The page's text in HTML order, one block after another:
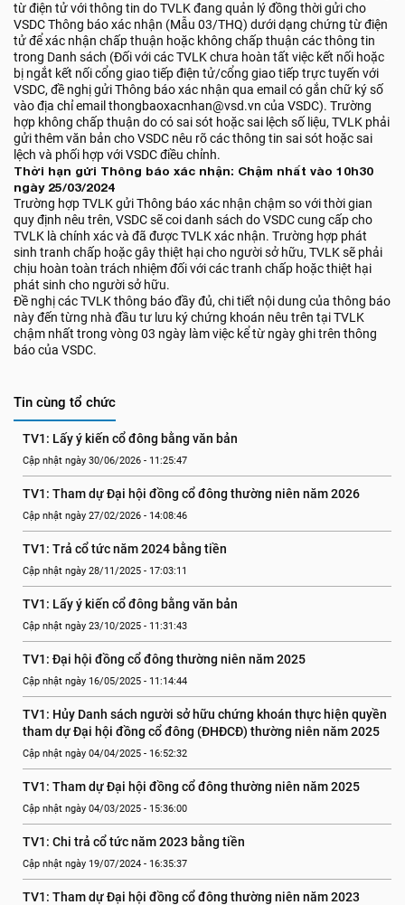
từ điện tử với thông tin do TVLK đang quản lý đồng thời gửi cho
VSDC Thông báo xác nhận (Mẫu 03/THQ) dưới dạng chứng từ điện
tử để xác nhận chấp thuận hoặc không chấp thuận các thông tin
trong Danh sách (Đối với các TVLK chưa hoàn tất việc kết nối hoặc
bị ngắt kết nối cổng giao tiếp điện tử/cổng giao tiếp trực tuyến với
VSDC, đề nghị gửi Thông báo xác nhận qua email có gắn chữ ký số
vào địa chỉ email thongbaoxacnhan@vsd.vn của VSDC). Trường
hợp không chấp thuận do có sai sót hoặc sai lệch số liệu, TVLK phải
gửi thêm văn bản cho VSDC nêu rõ các thông tin sai sót hoặc sai
lệch và phối hợp với VSDC điều chỉnh.
Thời hạn gửi Thông báo xác nhận: Chậm nhất vào 10h30
ngày 25/03/2024
Trường hợp TVLK gửi Thông báo xác nhận chậm so với thời gian
quy định nêu trên, VSDC sẽ coi danh sách do VSDC cung cấp cho
TVLK là chính xác và đã được TVLK xác nhận. Trường hợp phát
sinh tranh chấp hoặc gây thiệt hại cho người sở hữu, TVLK sẽ phải
chịu hoàn toàn trách nhiệm đối với các tranh chấp hoặc thiệt hại
phát sinh cho người sở hữu.
Đề nghị các TVLK thông báo đầy đủ, chi tiết nội dung của thông báo
này đến từng nhà đầu tư lưu ký chứng khoán nêu trên tại TVLK
chậm nhất trong vòng 03 ngày làm việc kể từ ngày ghi trên thông
báo của VSDC.
Tin cùng tổ chức
TV1: Lấy ý kiến cổ đông bằng văn bản
Cập nhật ngày 30/06/2026 - 11:25:47
TV1: Tham dự Đại hội đồng cổ đông thường niên năm 2026
Cập nhật ngày 27/02/2026 - 14:08:46
TV1: Trả cổ tức năm 2024 bằng tiền
Cập nhật ngày 28/11/2025 - 17:03:11
TV1: Lấy ý kiến cổ đông bằng văn bản
Cập nhật ngày 23/10/2025 - 11:31:43
TV1: Đại hội đồng cổ đông thường niên năm 2025
Cập nhật ngày 16/05/2025 - 11:14:44
TV1: Hủy Danh sách người sở hữu chứng khoán thực hiện quyền
tham dự Đại hội đồng cổ đông (ĐHĐCĐ) thường niên năm 2025
Cập nhật ngày 04/04/2025 - 16:52:32
TV1: Tham dự Đại hội đồng cổ đông thường niên năm 2025
Cập nhật ngày 04/03/2025 - 15:36:00
TV1: Chi trả cổ tức năm 2023 bằng tiền
Cập nhật ngày 19/07/2024 - 16:35:37
TV1: Tham dự Đại hội đồng cổ đông thường niên năm 2023